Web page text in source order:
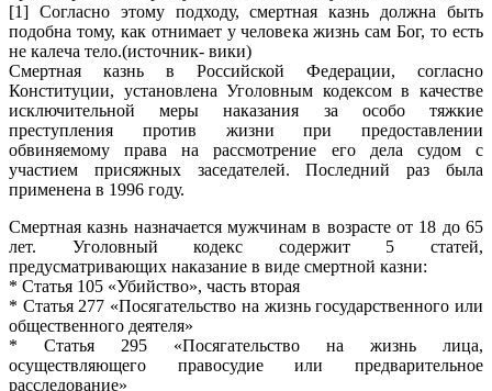
[1] Согласно этому подходу, смертная казнь должна быть
подобна тому, как отнимает у человека жизнь сам Бог, то есть
не калеча тело.(источник- вики)
Смертная казнь в Российской Федерации, согласно
Конституции, установлена Уголовным кодексом в качестве
исключительной меры наказания за особо тяжкие
преступления против жизни при предоставлении
обвиняемому права на рассмотрение его дела судом с
участием присяжных заседателей. Последний раз была
применена в 1996 году.
Смертная казнь назначается мужчинам в возрасте от 18 до 65
лет. Уголовный кодекс содержит 5 статей,
предусматривающих наказание в виде смертной казни:
* Статья 105 «Убийство», часть вторая
* Статья 277 «Посягательство на жизнь государственного или
общественного деятеля»
* Статья 295 «Посягательство на жизнь лица,
осуществляющего правосудие или предварительное
расследование»